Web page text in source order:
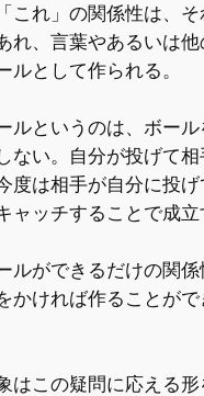
これ」の関係性は、
れ、言葉やあるいは
ルとして作られる。
ルというのは、ボー
ない。自分が投げて相
度は相手が自分に投
ャッチすることで成立
ルができるだけの関
かければ作ることが
はこの疑問に応える